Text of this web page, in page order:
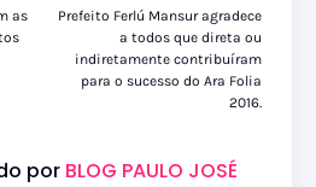
Prefeito Ferlú Mansur agradece
a todos que direta ou
indiretamente contribuíram
para o sucesso do Ara Folia
2016.
as
por BLOG PAULO JOSÉ